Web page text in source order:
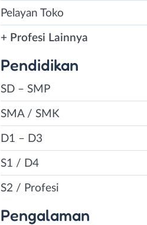
Pelayan Toko
+ Profesi Lainnya
Pendidikan
SD – SMP
SMA / SMK
D1 – D3
S1 / D4
S2 / Profesi
Pengalaman